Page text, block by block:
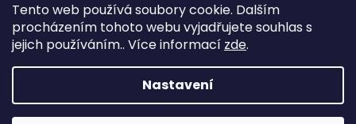
Tento web používá soubory cookie. Dalším
procházením tohoto webu vyjadřujete souhlas s
jejich používáním.. Více informací zde.
Nastavení
+420 739 522 572
hookah_gang.cz/
Copyright 2026Hookah Gang. Všechna práva vyhrazena.